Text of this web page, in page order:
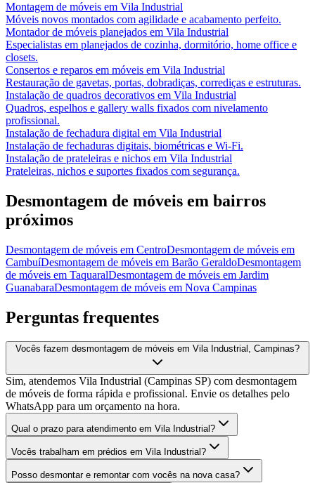
Montagem de móveis em Vila Industrial
Móveis novos montados com agilidade e acabamento perfeito.
Montador de móveis planejados em Vila Industrial
Especialistas em planejados de cozinha, dormitório, home office e
closets.
Consertos e reparos em móveis em Vila Industrial
Restauração de gavetas, portas, dobradiças, corrediças e estruturas.
Instalação de quadros decorativos em Vila Industrial
Quadros, espelhos e gallery walls fixados com nivelamento
profissional.
Instalação de fechadura digital em Vila Industrial
Instalação de fechaduras digitais, biométricas e Wi-Fi.
Instalação de prateleiras e nichos em Vila Industrial
Prateleiras, nichos e suportes fixados com segurança.
Desmontagem de móveis em bairros
próximos
Desmontagem de móveis em CentroDesmontagem de móveis em
CambuíDesmontagem de móveis em Barão GeraldoDesmontagem
de móveis em TaquaralDesmontagem de móveis em Jardim
GuanabaraDesmontagem de móveis em Nova Campinas
Perguntas frequentes
Vocês fazem desmontagem de móveis em Vila Industrial, Campinas?
Sim, atendemos Vila Industrial (Campinas SP) com desmontagem
de móveis de forma rápida e profissional. Envie os detalhes pelo
WhatsApp para um orçamento na hora.
Qual o prazo para atendimento em Vila Industrial?
Vocês trabalham em prédios em Vila Industrial?
Posso desmontar e remontar com vocês na nova casa?